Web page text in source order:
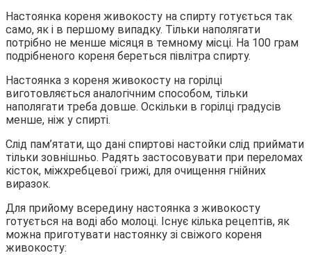
Настоянка кореня живокосту на спирту готується так
само, як і в першому випадку. Тільки наполягати
потрібно не менше місяця в темному місці. На 100 грам
подрібненого кореня береться півлітра спирту.
Настоянка з кореня живокосту на горілці
виготовляється аналогічним способом, тільки
наполягати треба довше. Оскільки в горілці градусів
менше, ніж у спирті.
Слід пам’ятати, що дані спиртові настойки слід приймати
тільки зовнішньо. Радять застосовувати при переломах
кісток, міжхребцевої грижі, для очищення гнійних
виразок.
Для прийому всередину настоянка з живокосту
готується на воді або молоці. Існує кілька рецептів, як
можна приготувати настоянку зі свіжого кореня
живокосту: